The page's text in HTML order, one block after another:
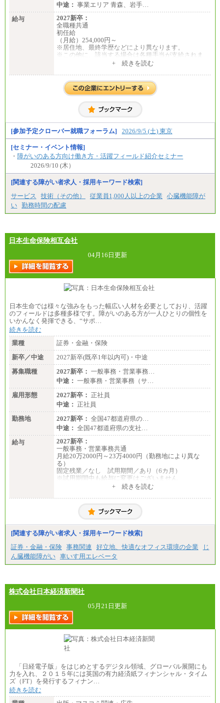
中途： 事業エリア 青森、岩手…
給与
2027新卒：
全職種共通
初任給
（月給）254,000円～
※居住地、最終学歴などにより異なります。
※この他に、該当する場合は各種手当が支給されま
中途：
全職種共通
※居住地、年齢により異なります。
※この他に、該当する場合は各種手当が支給されま
す。
※試用期間中も給与に変更はございません
+ 続きを読む
[参加予定クローバー就職フォーラム] 2026/9/5 (土) 東京
[セミナー・イベント情報]
・ 障がいのある方向け働き方・活躍フィールド紹介セミナー
2026/9/10 (木）
[関連する障がい者求人・採用キーワード検索]
サービス
技術（その他） 従業員1,000人以上の企業
心臓機能障が
い 勤務時間の配慮
日本生命保険相互会社
04月16日更新
日本生命では様々な強みをもった幅広い人材を必要としており、活躍
のフィールドは多種多様です。障がいのある方が一人ひとりの個性を
いかんなく発揮できる、“サポ…
続きを読む
業種
証券・金融・保険
新卒／中途
2027新卒(既卒1年以内可)・中途
募集職種
2027新卒： 一般事務・営業事務…
中途： 一般事務・営業事務（サ…
雇用形態
2027新卒： 正社員
中途： 正社員
勤務地
2027新卒： 全国47都道府県の…
中途： 全国47都道府県の支社…
給与
2027新卒：
一般事務・営業事務共通
月給20万2000円～23万4000円（勤務地により異な
る）
固定残業／なし 試用期間／あり（6カ月）
※試用期間中も給与に変更はございません
月給20万2000円～23万4000円（勤務地により異な
固定残業／なし 試用期間／あり（6か月）
+ 続きを読む
[関連する障がい者求人・採用キーワード検索]
証券・金融・保険 事務関連 好立地、快適なオフィス環境の企業
じ
ん臓機能障がい 車いす用エレベータ
株式会社日本経済新聞社
05月21日更新
「日経電子版」をはじめとするデジタル領域、グローバル展開にも
力を入れ、２０１５年には英国の有力経済紙フィナンシャル・タイム
ズ（FT）を発行するフィナン…
続きを読む